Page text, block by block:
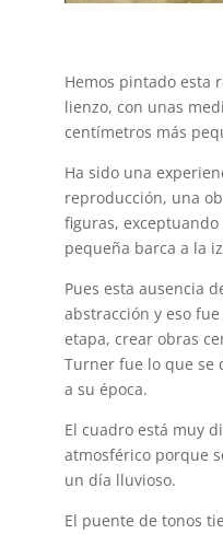
Hemos pintado esta
lienzo, con unas
centímetros más
Ha sido una
reproducción, una
figuras,
pequeña barca a la
Pues esta ausencia
abstracción y eso
etapa, crear obras
Turner fue lo que se
a su época.
El cuadro está muy
atmosférico porque
un día lluvioso.
El puente de tonos